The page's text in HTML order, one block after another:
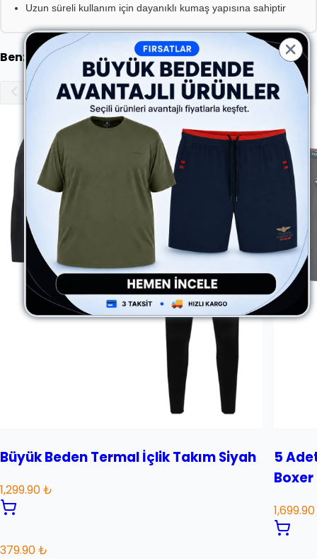
Uzun süreli kullanım için dayanıklı kumaş yapısına sahiptir
Benzer Ürünler
Büyük Beden Termal İçlik Takım Siyah
1,299.90 ₺
5
379.90 ₺